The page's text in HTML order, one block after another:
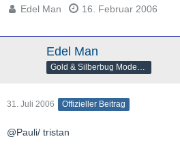
Edel Man 16. Februar 2006
Edel Man
31. Juli 2006 Offizieller Beitrag
@Pauli/ tristan